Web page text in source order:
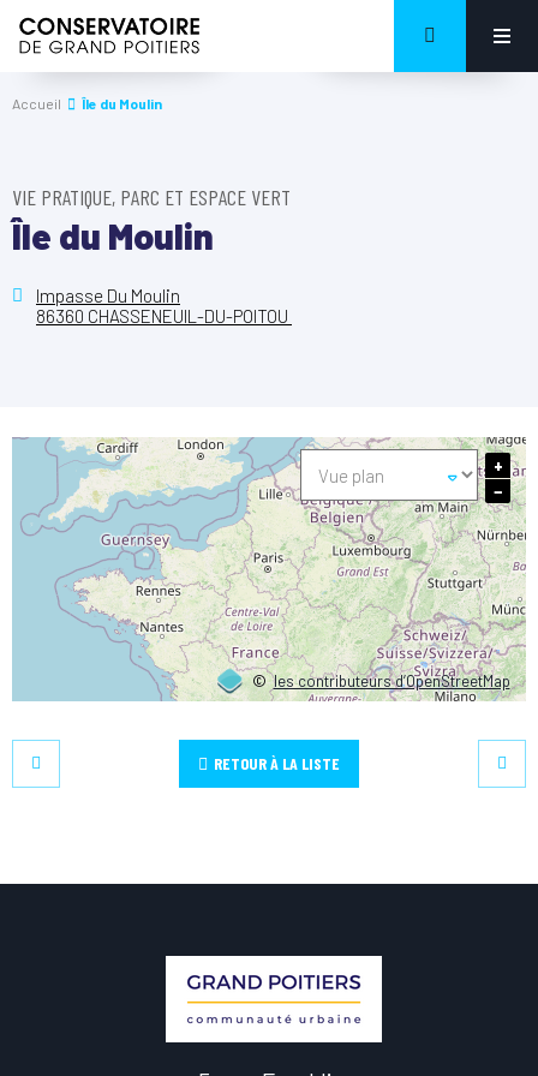
Accueil Île du Moulin
VIE PRATIQUE, PARC ET ESPACE VERT
Île du Moulin
Impasse Du Moulin
86360 CHASSENEUIL-DU-POITOU
©les contributeurs d’OpenStreetMap
+
−
RETOUR À LA LISTE